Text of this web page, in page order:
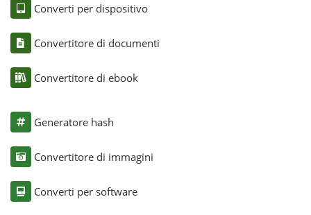
Converti per dispositivo
Convertitore di documenti
Convertitore di ebook
Generatore hash
Convertitore di immagini
Converti per software